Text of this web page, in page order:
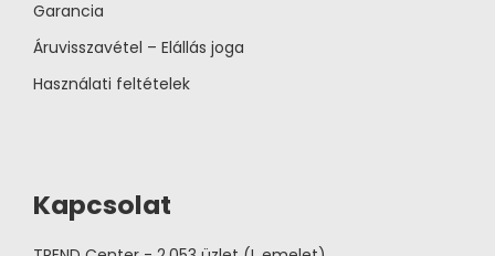
Garancia
Áruvisszavétel – Elállás joga
Használati feltételek
Kapcsolat